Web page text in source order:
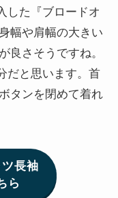
した『ブロードオ
幅や肩幅の大きい
良さそうですね。
だと思います。首
タンを閉めて着れ
長袖
ら